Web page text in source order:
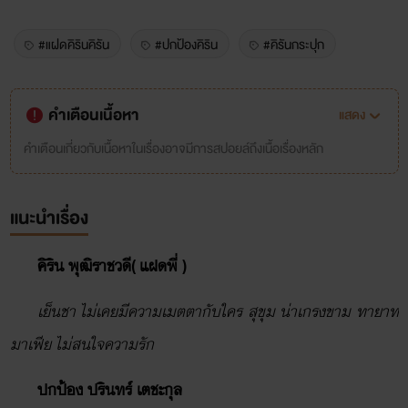
#แฝดคิรินคิรัน #ปกป้องคิริน #คิรันกระปุก
คำเตือนเนื้อหา
แสดง
คำเตือนเกี่ยวกับเนื้อหาในเรื่องอาจมีการสปอยล์ถึงเนื้อเรื่องหลัก
แนะนำเรื่อง
คิริน พุฒิราชวดี( แฝดพี่ )
เย็นชา ไม่เคยมีความเมตตากับใคร สุขุม น่าเกรงขาม ทายาท
มาเฟีย ไม่สนใจความรัก
ปกป้อง ปรินทร์ เตชะกุล